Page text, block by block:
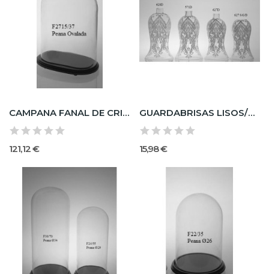
CAMPANA FANAL DE CRISTAL
121,12 €
GUARDABRISAS LISOS/DECORADOS CON/SIN GOLLETE
15,98 €